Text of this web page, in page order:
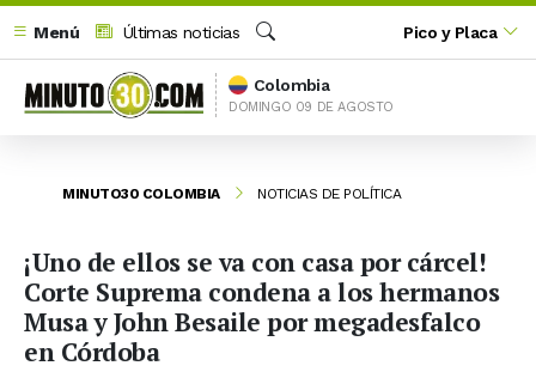
Menú
Últimas noticias
Buscar
Pico y Placa
Colombia
DOMINGO 09 DE AGOSTO
MINUTO30 COLOMBIA NOTICIAS DE POLÍTICA
¡Uno de ellos se va con casa por cárcel!
Corte Suprema condena a los hermanos
Musa y John Besaile por megadesfalco
en Córdoba